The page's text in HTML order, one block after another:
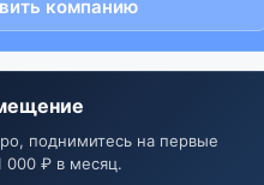
компанию
поднимитесь на первые
000 ₽ в месяц.